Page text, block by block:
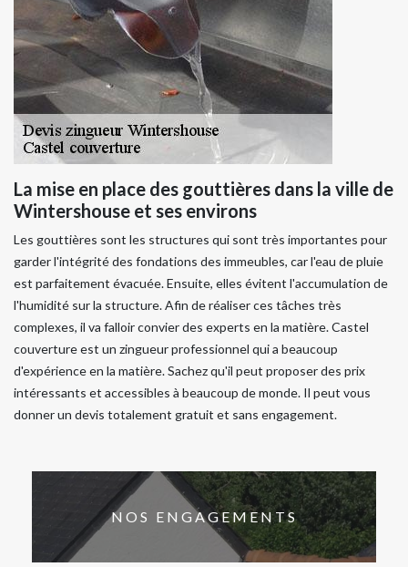
La mise en place des gouttières dans la ville de
Wintershouse et ses environs
Les gouttières sont les structures qui sont très importantes pour
garder l'intégrité des fondations des immeubles, car l'eau de pluie
est parfaitement évacuée. Ensuite, elles évitent l'accumulation de
l'humidité sur la structure. Afin de réaliser ces tâches très
complexes, il va falloir convier des experts en la matière. Castel
couverture est un zingueur professionnel qui a beaucoup
d'expérience en la matière. Sachez qu'il peut proposer des prix
intéressants et accessibles à beaucoup de monde. Il peut vous
donner un devis totalement gratuit et sans engagement.
NOS ENGAGEMENTS